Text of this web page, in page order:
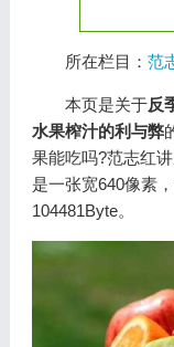
所在栏目： 范
本页是关于反
水果榨汁的利与弊
果能吃吗?范志红
是一张宽640像素
104481Byte。